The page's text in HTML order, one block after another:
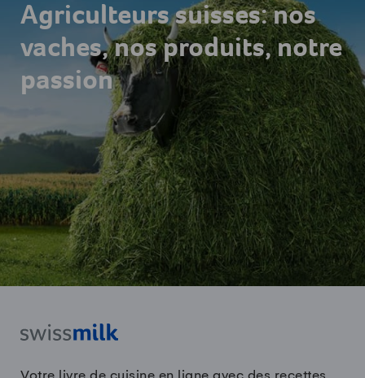
Agriculteurs suisses: nos
vaches, nos produits, notre
passion